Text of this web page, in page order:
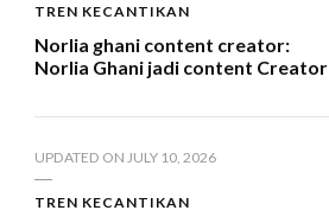
TREN KECANTIKAN
Norlia ghani content creator:
Norlia Ghani jadi content Creator
UPDATED ON JULY 10, 2026
TREN KECANTIKAN